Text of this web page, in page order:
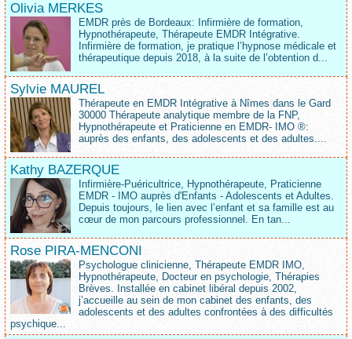
Olivia MERKES
EMDR près de Bordeaux: Infirmière de formation,
Hypnothérapeute, Thérapeute EMDR Intégrative.
Infirmière de formation, je pratique l’hypnose médicale et
thérapeutique depuis 2018, à la suite de l’obtention d...
Sylvie MAUREL
Thérapeute en EMDR Intégrative à Nîmes dans le Gard
30000 Thérapeute analytique membre de la FNP,
Hypnothérapeute et Praticienne en EMDR- IMO ®:
auprès des enfants, des adolescents et des adultes....
Kathy BAZERQUE
Infirmière-Puéricultrice, Hypnothérapeute, Praticienne
EMDR - IMO auprès d'Enfants - Adolescents et Adultes.
Depuis toujours, le lien avec l’enfant et sa famille est au
cœur de mon parcours professionnel. En tan...
Rose PIRA-MENCONI
Psychologue clinicienne, Thérapeute EMDR IMO,
Hypnothérapeute, Docteur en psychologie, Thérapies
Brèves. Installée en cabinet libéral depuis 2002,
j’accueille au sein de mon cabinet des enfants, des
adolescents et des adultes confrontées à des difficultés
psychique...